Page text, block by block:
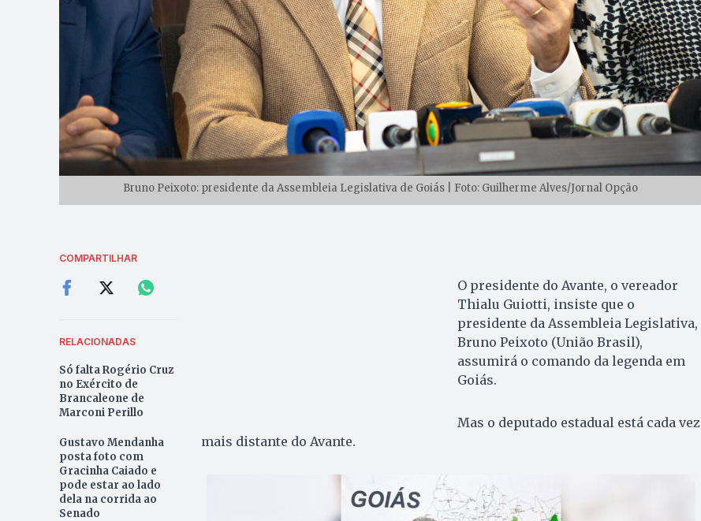
Bruno Peixoto: presidente da Assembleia Legislativa de Goiás | Foto: Guilherme Alves/Jornal Opção
COMPARTILHAR
RELACIONADAS
Só falta Rogério Cruz
no Exército de
Brancaleone de
Marconi Perillo
Gustavo Mendanha
posta foto com
Gracinha Caiado e
pode estar ao lado
dela na corrida ao
Senado
O presidente do Avante, o vereador
Thialu Guiotti, insiste que o
presidente da Assembleia Legislativa,
Bruno Peixoto (União Brasil),
assumirá o comando da legenda em
Goiás.
Mas o deputado estadual está cada vez
mais distante do Avante.